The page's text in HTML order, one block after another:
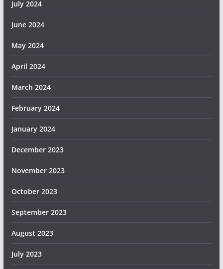
July 2024
June 2024
May 2024
April 2024
March 2024
February 2024
January 2024
December 2023
November 2023
October 2023
September 2023
August 2023
July 2023